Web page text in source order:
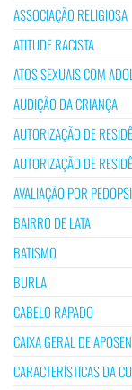
ASSOCIAÇÃO RELIGIOSA
ATITUDE RACISTA
ATOS SEXUAIS COM
AUDIÇÃO DA CRIANÇA
AUTORIZAÇÃO DE
AUTORIZAÇÃO DE
AVALIAÇÃO POR
BAIRRO DE LATA
BATISMO
BURLA
CABELO RAPADO
CAIXA GERAL DE
CARACTERÍSTICAS DA